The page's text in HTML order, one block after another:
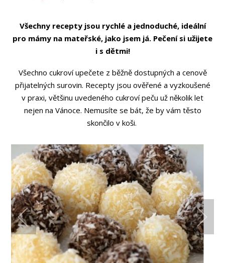
Všechny recepty jsou rychlé a jednoduché, ideální
pro mámy na mateřské, jako jsem já. Pečení si užijete
i s dětmi!
Všechno cukroví upečete z běžně dostupných a cenově
přijatelných surovin. Recepty jsou ověřené a vyzkoušené
v praxi, většinu uvedeného cukroví peču už několik let
nejen na Vánoce. Nemusíte se bát, že by vám těsto
skončilo v koši.